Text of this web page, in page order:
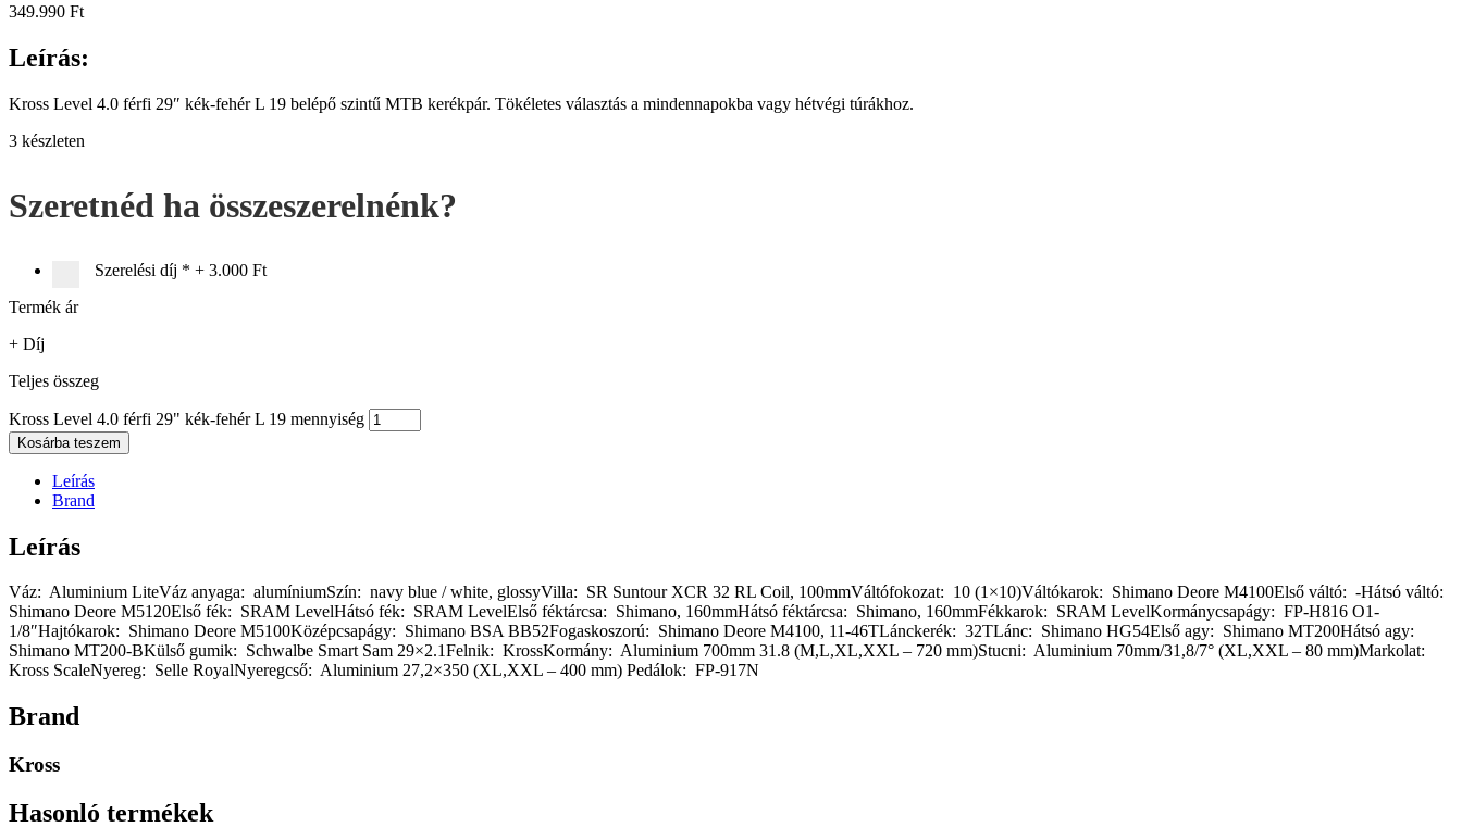
349.990 Ft
Leírás:
Kross Level 4.0 férfi 29″ kék-fehér L 19 belépő szintű MTB kerékpár. Tökéletes választás a mindennapokba vagy hétvégi túrákhoz.
3 készleten
Szeretnéd ha összeszerelnénk?
Szerelési díj * + 3.000 Ft
Termék ár
+ Díj
Teljes összeg
Kross Level 4.0 férfi 29" kék-fehér L 19 mennyiség
Kosárba teszem
Leírás
Brand
Leírás
Váz: Aluminium LiteVáz anyaga: alumíniumSzín: navy blue / white, glossyVilla: SR Suntour XCR 32 RL Coil, 100mmVáltófokozat: 10 (1×10)Váltókarok: Shimano Deore M4100Első váltó: -Hátsó váltó:
Shimano Deore M5120Első fék: SRAM LevelHátsó fék: SRAM LevelElső féktárcsa: Shimano, 160mmHátsó féktárcsa: Shimano, 160mmFékkarok: SRAM LevelKormánycsapágy: FP-H816 O1-
1/8″Hajtókarok: Shimano Deore M5100Középcsapágy: Shimano BSA BB52Fogaskoszorú: Shimano Deore M4100, 11-46TLánckerék: 32TLánc: Shimano HG54Első agy: Shimano MT200Hátsó agy:
Shimano MT200-BKülső gumik: Schwalbe Smart Sam 29×2.1Felnik: KrossKormány: Aluminium 700mm 31.8 (M,L,XL,XXL – 720 mm)Stucni: Aluminium 70mm/31,8/7° (XL,XXL – 80 mm)Markolat:
Kross ScaleNyereg: Selle RoyalNyeregcső: Aluminium 27,2×350 (XL,XXL – 400 mm) Pedálok: FP-917N
Brand
Kross
Hasonló termékek